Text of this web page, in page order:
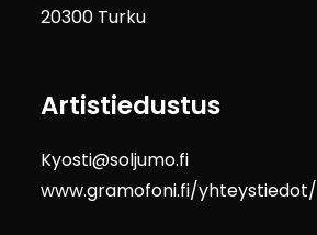
20300 Turku
Artistiedustus
Kyosti@soljumo.fi
www.gramofoni.fi/yhteystiedot/